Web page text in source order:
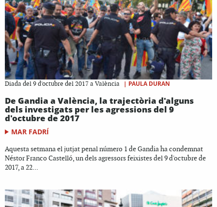
Diada del 9 d'octubre del 2017 a València | PAULA DURAN
De Gandia a València, la trajectòria d'alguns
dels investigats per les agressions del 9
d'octubre de 2017
MAR FADRÍ
Aquesta setmana el jutjat penal número 1 de Gandia ha condemnat
Néstor Franco Castelló, un dels agressors feixistes del 9 d'octubre de
2017, a 22...